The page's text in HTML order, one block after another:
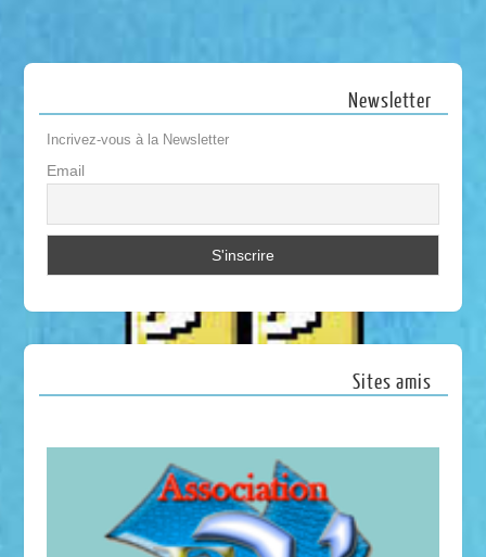
Newsletter
Incrivez-vous à la Newsletter
Email
Sites amis